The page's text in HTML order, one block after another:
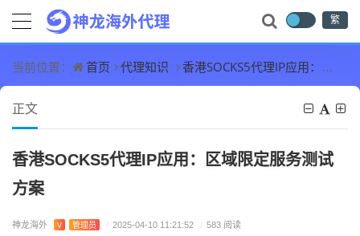
繁
当前位置： 首页 代理知识 香港SOCKS5代理IP应用：区域限定服务测试方案
正文
香港SOCKS5代理IP应用：区域限定服务测试
方案
神龙海外 V 管理员 / 2025-04-10 11:21:52 / 583 阅读